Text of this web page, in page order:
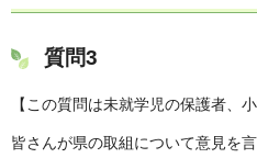
質問3
【この質問は未就学児の保護者、
皆さんが県の取組について意見を